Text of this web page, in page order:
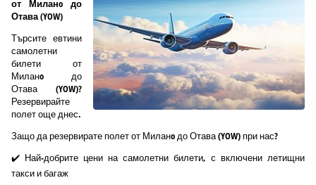
от Миланo до
Отава (YOW)
Търсите евтини
самолетни
билети от
Миланo до
Отава (YOW)?
Резервирайте
полет още днес.
Защо да резервирате полет от Миланo до Отава (YOW) при нас?
✔️ Най-добрите цени на самолетни билети, с включени летищни
такси и багаж